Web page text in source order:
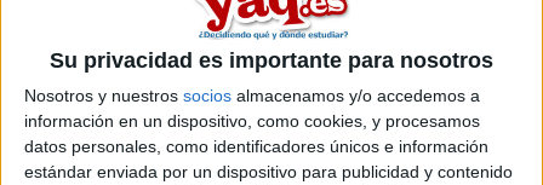
Su privacidad es importante para nosotros
Nosotros y nuestros socios almacenamos y/o accedemos a
información en un dispositivo, como cookies, y procesamos
datos personales, como identificadores únicos e información
estándar enviada por un dispositivo para publicidad y contenido
estudiantes que ya han tomado la difícil decisión de elegir qué y
dónde estudiar. Sus consejos te serán de gran ayuda, no te los
pierdas. Todos coinciden en que merece la pena dedicar tiempo
a explorar las diferentes alternativas que ofrece el mercado
educativo y asegurarte de que estos años que son para
prepararte profesionalmente así lo hagan. La universidad es
mucho más que un título. Exprime todo lo que puedas esta etapa.